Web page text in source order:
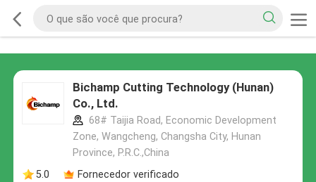
Bichamp Cutting Technology (Hunan)
Co., Ltd.
68# Taijia Road, Economic Development
Zone, Wangcheng, Changsha City, Hunan
Province, P.R.C.,China
5.0
Fornecedor verificado